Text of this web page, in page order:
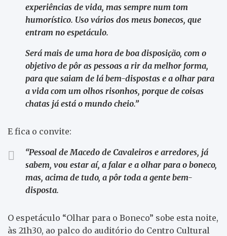
experiências de vida, mas sempre num tom
humorístico. Uso vários dos meus bonecos, que
entram no espetáculo.
Será mais de uma hora de boa disposição, com o
objetivo de pôr as pessoas a rir da melhor forma,
para que saiam de lá bem-dispostas e a olhar para
a vida com um olhos risonhos, porque de coisas
chatas já está o mundo cheio.”
E fica o convite:
“Pessoal de Macedo de Cavaleiros e arredores, já
sabem, vou estar aí, a falar e a olhar para o boneco,
mas, acima de tudo, a pôr toda a gente bem-
disposta.
O espetáculo “Olhar para o Boneco” sobe esta noite,
às 21h30, ao palco do auditório do Centro Cultural